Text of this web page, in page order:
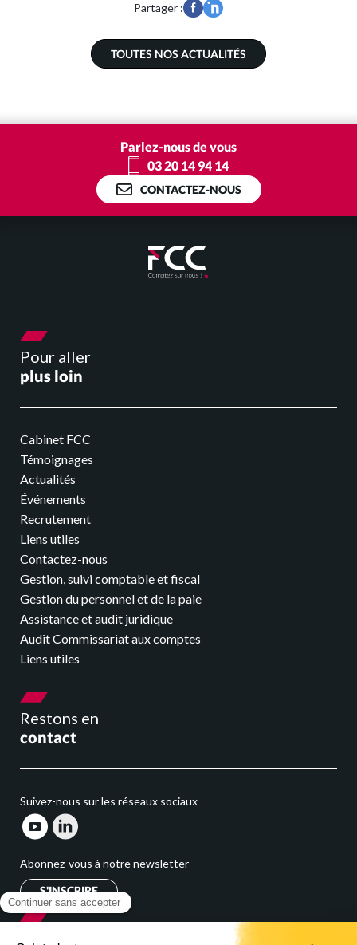
Je suis entrepreneur
Je suis pharmacien
E-solutions
Nos outils connectés
Facturation électronique
Actualités
Nos actus
Nos événements
Nous rejoindre
Se connecter
Partager :
TOUTES NOS ACTUALITÉS
Parlez-nous de vous
03 20 14 94 14
CONTACTEZ-NOUS
Pour aller
plus loin
Cabinet FCC
Témoignages
Actualités
Événements
Recrutement
Liens utiles
Contactez-nous
Gestion, suivi comptable et fiscal
Gestion du personnel et de la paie
Assistance et audit juridique
Audit Commissariat aux comptes
Liens utiles
Restons en
contact
Suivez-nous sur les réseaux sociaux
Abonnez-vous à notre newsletter
S'INSCRIRE